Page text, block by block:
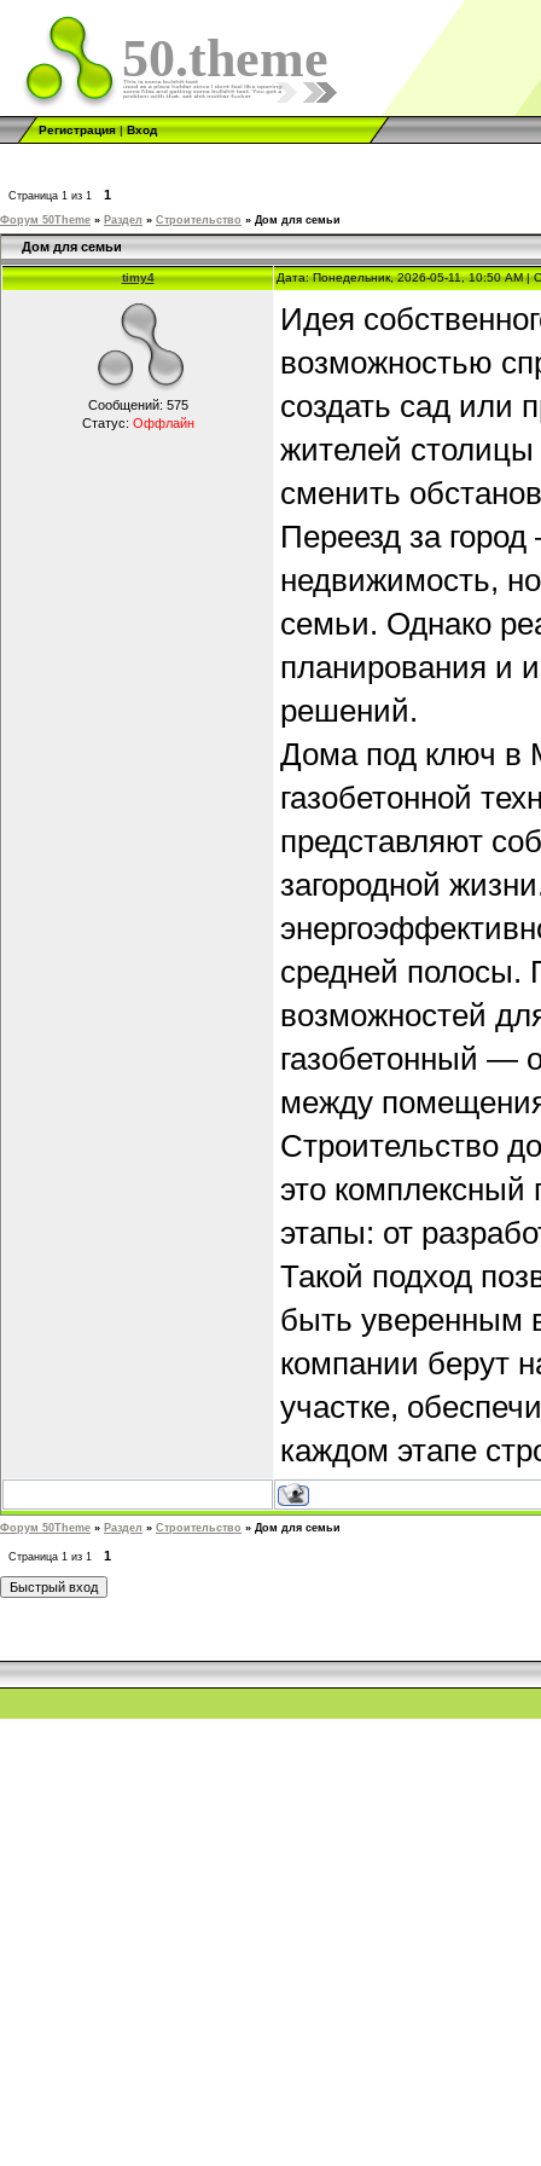
50.theme
Регистрация|Вход
Страница 1 из 1 1
Форум 50Theme » Раздел » Строительство » Дом для семьи
Дом для семьи
timy4 Дата: Понедельник, 2026-05-11, 10:50 AM |
Сообщений: 575
Статус: Оффлайн
Идея
возможностью
создать сад или
жителей столицы
сменить
Переезд за
недвижимость,
семьи. Однако
планирования и
решений.
Дома под ключ в
газобетонной
представляют
загородной
средней полосы.
возможностей
газобетонный —
между
Строительство
это комплексный
этапы: от
Такой подход
быть уверенным
компании берут
участке,
каждом этапе
Форум 50Theme » Раздел » Строительство » Дом для семьи
Страница 1 из 1 1